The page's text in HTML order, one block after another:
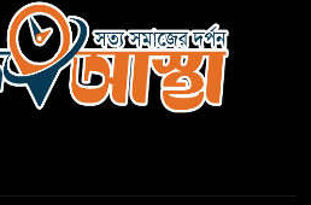
আহত-১০
বন্যায় পাটগ্রামে সড়ক ভেঙে